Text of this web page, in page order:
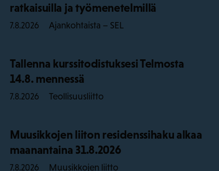
ratkaisuilla ja työmenetelmillä
7.8.2026 Ajankohtaista – SEL
Tallenna kurssitodistuksesi Telmosta
14.8. mennessä
7.8.2026 Teollisuusliitto
Muusikkojen liiton residenssihaku alkaa
maanantaina 31.8.2026
7.8.2026 Muusikkojen liitto